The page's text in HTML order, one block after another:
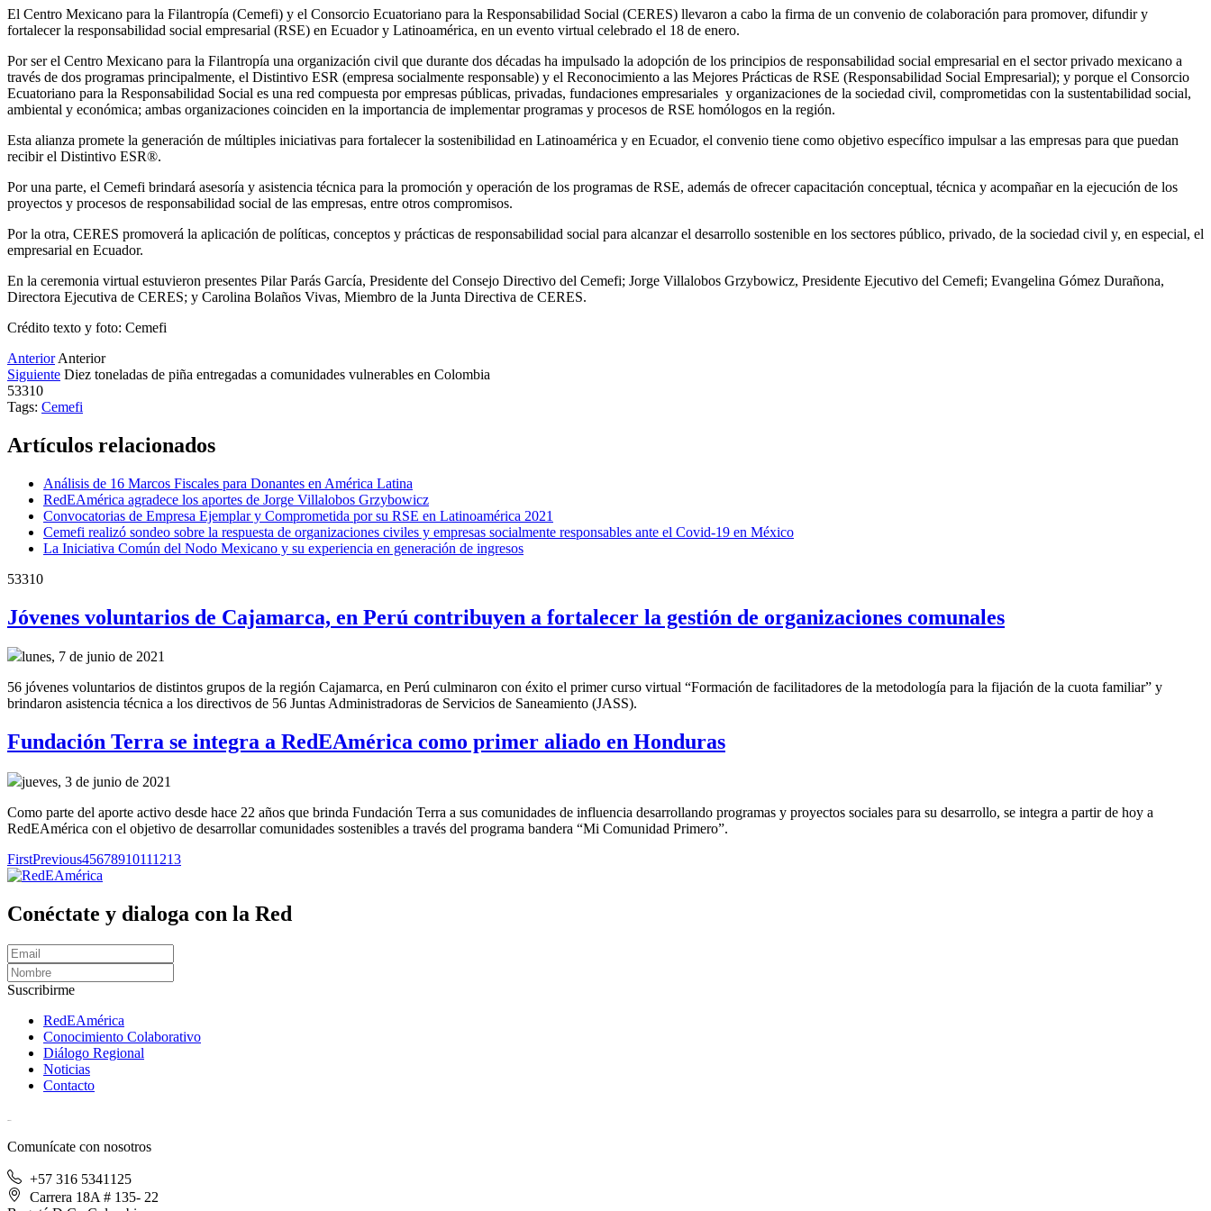
El Centro Mexicano para la Filantropía (Cemefi) y el Consorcio Ecuatoriano para la Responsabilidad Social (CERES) llevaron a cabo la firma de un convenio de colaboración para promover, difundir y
fortalecer la responsabilidad social empresarial (RSE) en Ecuador y Latinoamérica, en un evento virtual celebrado el 18 de enero.
Por ser el Centro Mexicano para la Filantropía una organización civil que durante dos décadas ha impulsado la adopción de los principios de responsabilidad social empresarial en el sector privado mexicano a
través de dos programas principalmente, el Distintivo ESR (empresa socialmente responsable) y el Reconocimiento a las Mejores Prácticas de RSE (Responsabilidad Social Empresarial); y porque el Consorcio
Ecuatoriano para la Responsabilidad Social es una red compuesta por empresas públicas, privadas, fundaciones empresariales y organizaciones de la sociedad civil, comprometidas con la sustentabilidad social,
ambiental y económica; ambas organizaciones coinciden en la importancia de implementar programas y procesos de RSE homólogos en la región.
Esta alianza promete la generación de múltiples iniciativas para fortalecer la sostenibilidad en Latinoamérica y en Ecuador, el convenio tiene como objetivo específico impulsar a las empresas para que puedan
recibir el Distintivo ESR®.
Por una parte, el Cemefi brindará asesoría y asistencia técnica para la promoción y operación de los programas de RSE, además de ofrecer capacitación conceptual, técnica y acompañar en la ejecución de los
proyectos y procesos de responsabilidad social de las empresas, entre otros compromisos.
Por la otra, CERES promoverá la aplicación de políticas, conceptos y prácticas de responsabilidad social para alcanzar el desarrollo sostenible en los sectores público, privado, de la sociedad civil y, en especial, el
empresarial en Ecuador.
En la ceremonia virtual estuvieron presentes Pilar Parás García, Presidente del Consejo Directivo del Cemefi; Jorge Villalobos Grzybowicz, Presidente Ejecutivo del Cemefi; Evangelina Gómez Durañona,
Directora Ejecutiva de CERES; y Carolina Bolaños Vivas, Miembro de la Junta Directiva de CERES.
Crédito texto y foto: Cemefi
Anterior Anterior
Siguiente Diez toneladas de piña entregadas a comunidades vulnerables en Colombia
53310
Tags: Cemefi
Artículos relacionados
Análisis de 16 Marcos Fiscales para Donantes en América Latina
RedEAmérica agradece los aportes de Jorge Villalobos Grzybowicz
Convocatorias de Empresa Ejemplar y Comprometida por su RSE en Latinoamérica 2021
Cemefi realizó sondeo sobre la respuesta de organizaciones civiles y empresas socialmente responsables ante el Covid-19 en México
La Iniciativa Común del Nodo Mexicano y su experiencia en generación de ingresos
53310
Jóvenes voluntarios de Cajamarca, en Perú contribuyen a fortalecer la gestión de organizaciones comunales
lunes, 7 de junio de 2021
56 jóvenes voluntarios de distintos grupos de la región Cajamarca, en Perú culminaron con éxito el primer curso virtual “Formación de facilitadores de la metodología para la fijación de la cuota familiar” y
brindaron asistencia técnica a los directivos de 56 Juntas Administradoras de Servicios de Saneamiento (JASS).
Fundación Terra se integra a RedEAmérica como primer aliado en Honduras
jueves, 3 de junio de 2021
Como parte del aporte activo desde hace 22 años que brinda Fundación Terra a sus comunidades de influencia desarrollando programas y proyectos sociales para su desarrollo, se integra a partir de hoy a
RedEAmérica con el objetivo de desarrollar comunidades sostenibles a través del programa bandera “Mi Comunidad Primero”.
FirstPrevious45678910111213
Conéctate y dialoga con la Red
Suscribirme
RedEAmérica
Conocimiento Colaborativo
Diálogo Regional
Noticias
Contacto
Comunícate con nosotros
+57 316 5341125
Carrera 18A # 135- 22